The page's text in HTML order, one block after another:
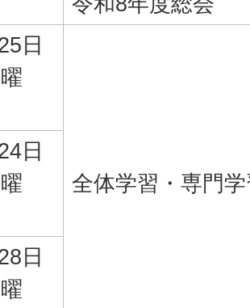
日
全体学習・専門
日
日